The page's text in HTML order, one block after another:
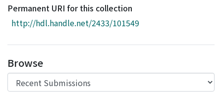
Permanent URI for this collection
http://hdl.handle.net/2433/101549
Browse